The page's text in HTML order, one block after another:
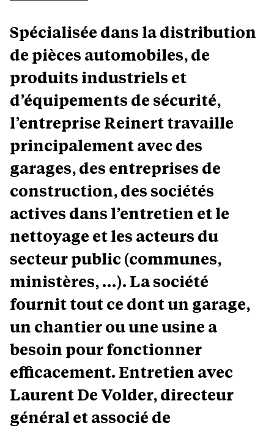
Spécialisée dans la distribution
de pièces automobiles, de
produits industriels et
d’équipements de sécurité,
l’entreprise Reinert travaille
principalement avec des
garages, des entreprises de
construction, des sociétés
actives dans l’entretien et le
nettoyage et les acteurs du
secteur public (communes,
ministères, …). La société
fournit tout ce dont un garage,
un chantier ou une usine a
besoin pour fonctionner
efficacement. Entretien avec
Laurent De Volder, directeur
général et associé de